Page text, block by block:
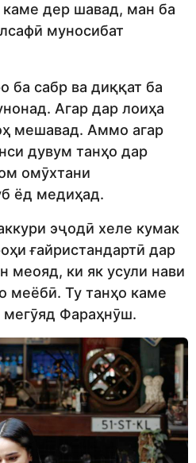
дер шавад, ман ба
муносибат
ба сабр ва диққат ба
Агар дар лоиҳа
мешавад. Аммо агар
дувум танҳо дар
омӯхтани
ёд медиҳад.
эҷодӣ хеле кумак
ғайристандартӣ дар
меояд, ки як усули нави
меёбӣ. Ту танҳо каме
мегӯяд Фараҳнӯш.